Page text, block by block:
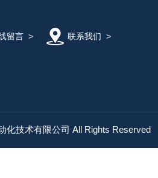
留言> 联系我们 >
化技术有限公司 All Rights Reserved